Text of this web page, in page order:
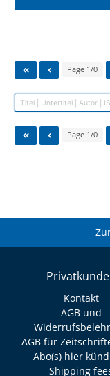
Page 1/0
Page 1/0
Kontakt
AGB und
AGB für
Abo(s) hier
Shipping